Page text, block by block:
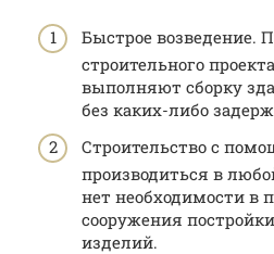
Быстрое возведение.
строительного
выполняют сборку
без каких-либо
Строительство с
производиться в
нет необходимости в
сооружения
изделий.